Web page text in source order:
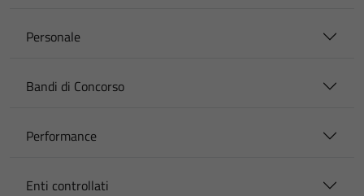
Personale
Bandi di Concorso
Performance
Enti controllati